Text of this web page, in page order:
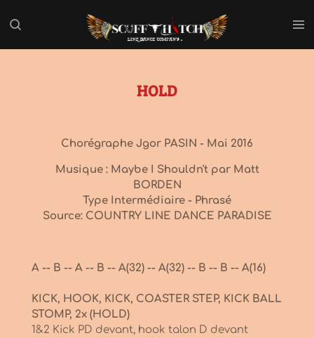
au
HOLD
Chorégraphe Jgor PASIN - Mai 2016
Musique : Maybe I Shouldn't par Matt
BORDEN
Type Intermédiaire - Phrasé
Source: COUNTRY LINE DANCE PARADISE
A -- B -- A -- B -- A(32) -- A(32) -- B -- B -- A(16)
KICK, HOOK, KICK, COASTER STEP, KICK BALL
STOMP, 2x (HOLD)
1&2 Kick PD devant, hook talon D devant